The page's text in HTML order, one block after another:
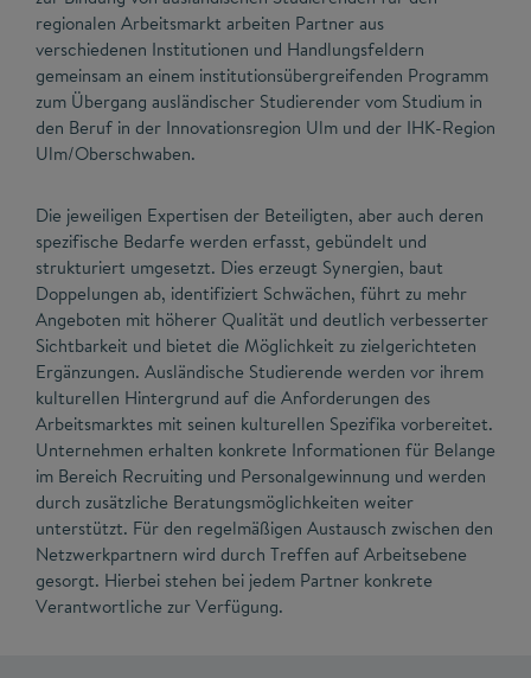
regionalen Arbeitsmarkt arbeiten Partner aus
verschiedenen Institutionen und Handlungsfeldern
gemeinsam an einem institutionsübergreifenden Programm
zum Übergang ausländischer Studierender vom Studium in
den Beruf in der Innovationsregion Ulm und der IHK-Region
Ulm/Oberschwaben.
Die jeweiligen Expertisen der Beteiligten, aber auch deren
spezifische Bedarfe werden erfasst, gebündelt und
strukturiert umgesetzt. Dies erzeugt Synergien, baut
Doppelungen ab, identifiziert Schwächen, führt zu mehr
Angeboten mit höherer Qualität und deutlich verbesserter
Sichtbarkeit und bietet die Möglichkeit zu zielgerichteten
Ergänzungen. Ausländische Studierende werden vor ihrem
kulturellen Hintergrund auf die Anforderungen des
Arbeitsmarktes mit seinen kulturellen Spezifika vorbereitet.
Unternehmen erhalten konkrete Informationen für Belange
im Bereich Recruiting und Personalgewinnung und werden
durch zusätzliche Beratungsmöglichkeiten weiter
unterstützt. Für den regelmäßigen Austausch zwischen den
Netzwerkpartnern wird durch Treffen auf Arbeitsebene
gesorgt. Hierbei stehen bei jedem Partner konkrete
Verantwortliche zur Verfügung.